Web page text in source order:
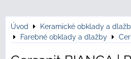
Úvod Keramické obklady a
Farebné obklady a dlažby